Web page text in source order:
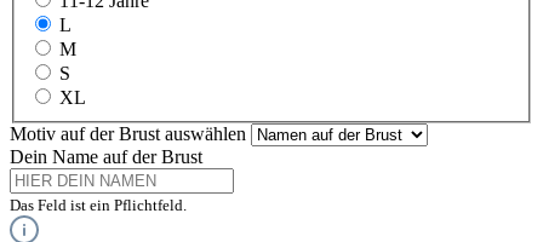
L
M
S
XL
Motiv auf der Brust auswählen
Dein Name auf der Brust
Das Feld ist ein Pflichtfeld.